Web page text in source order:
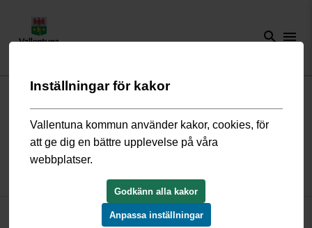
search menu
Start/Bygga, bo och miljö/ Samhällsutveckling och hållbarhet
Mål 11: Hållbara städer och
Inställningar för kakor
Vallentuna kommun använder kakor, cookies, för
att ge dig en bättre upplevelse på våra
webbplatser.
Godkänn alla kakor
Anpassa inställningar